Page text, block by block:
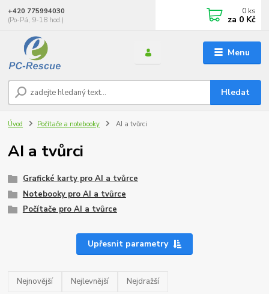
Menu
Hledat
+420 775994030
(Po-Pá, 9-18 hod.)
0 ks
za 0 Kč
Úvod Počítače a notebooky AI a tvůrci
AI a tvůrci
Grafické karty pro AI a tvůrce
Notebooky pro AI a tvůrce
Počítače pro AI a tvůrce
Upřesnit parametry
Nejnovější Nejlevnější Nejdražší